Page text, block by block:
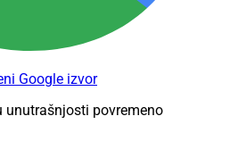
Google izvor
unutrašnjosti povremeno